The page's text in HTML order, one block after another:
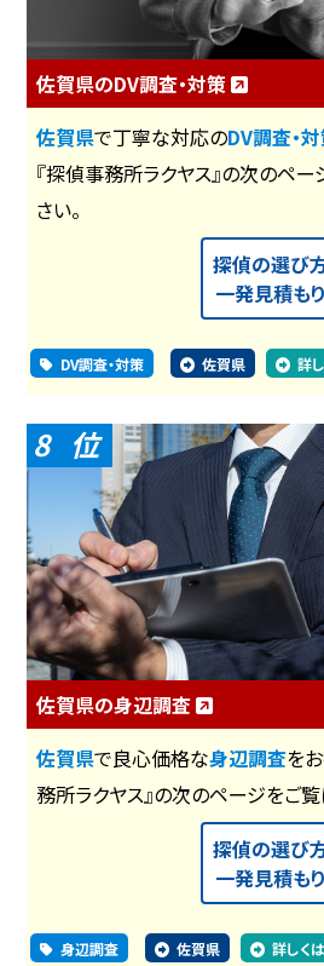
佐賀県のDV調査・対策
佐賀県で丁寧な対応のDV調査・
『探偵事務所ラクヤス』の次のペー
さい。
探偵の選び
一発見積もり
DV調査・対策 佐賀県 詳
8
佐賀県の身辺調査
佐賀県で良心価格な身辺調査を
務所ラクヤス』の次のページをご覧
探偵の選び
一発見積もり
身辺調査 佐賀県 詳しく